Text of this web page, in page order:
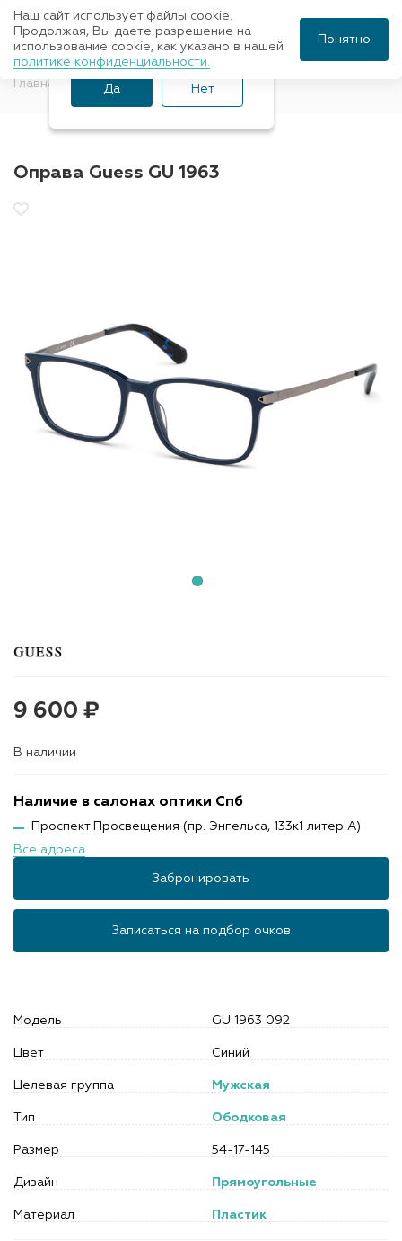
Главная Оправы для очков GUESS
Оправа Guess GU 1963
9 600 ₽
В наличии
Наличие в салонах оптики Спб
Проспект Просвещения (пр. Энгельса, 133к1 литер А)
Все адреса
Забронировать
Записаться на подбор очков
Модель GU 1963 092
Цвет Синий
Целевая группа Мужская
Тип Ободковая
Размер 54-17-145
Дизайн Прямоугольные
Материал Пластик
Ваш город Санкт-
Петербург?
Да Нет
Наш сайт использует файлы cookie.
Продолжая, Вы даете разрешение на
использование cookie, как указано в нашей
политике конфиденциальности.
Понятно